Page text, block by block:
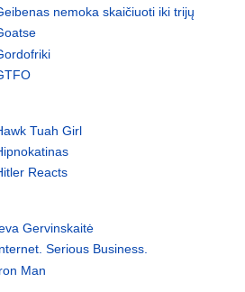
nemoka skaičiuoti iki trijų
Tuah Girl
Reacts
Gervinskaitė
Serious Business.
Man